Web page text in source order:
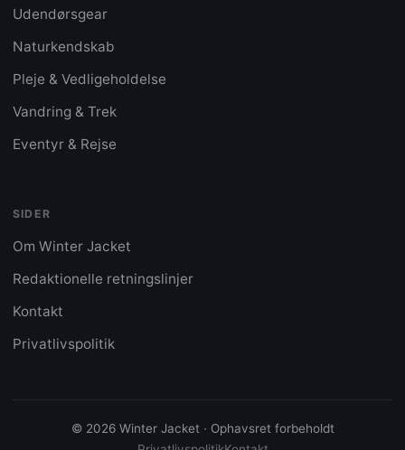
Udendørsgear
Naturkendskab
Pleje & Vedligeholdelse
Vandring & Trek
Eventyr & Rejse
SIDER
Om Winter Jacket
Redaktionelle retningslinjer
Kontakt
Privatlivspolitik
© 2026 Winter Jacket · Ophavsret forbeholdt